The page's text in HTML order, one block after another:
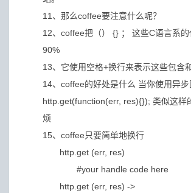
11、那么coffee要注意什么呢？
12、coffee把（） {} ； 这些C语言系
90%
13、它使用空格+换行来表示这些包含
14、coffee的好处是什么 当你使用异
http.get(function(err, res){}); 类似这样
烦
15、coffee只要简单地换行
http.get (err, res)
#your handle code here
http.get (err, res) ->